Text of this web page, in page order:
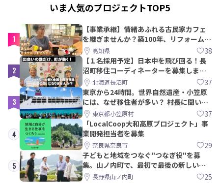
いま人気のプロジェクトTOP5
1
【事業承継】情緒あふれる古民家カフェ
を継ぎませんか？築100年、リフォームか
ら約10年！
高知県 38
2
【１名採用予定】日本中を飛び回る！長
沼町移住コーディネーターを募集しま
す！北海道長沼町 37
3
東京から24時間。世界自然遺産・小笠原
には、なぜ移住者が多い？ 村長に聞いて
みた東京都小笠原村 37
4
「LocalCoop大和高原プロジェクト」事
業開発担当者を募集
奈良県奈良市 29
5
子どもと地域をつなぐ"つなぎ役"を募
集。山ノ内町で、最初で最後の新しい学
校づくりを一緒に
長野県山ノ内町 25